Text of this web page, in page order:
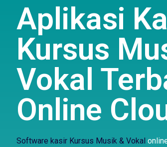
Aplikasi
Kursus
Vokal
Online
Software kasir Kursus Musik & Vokal